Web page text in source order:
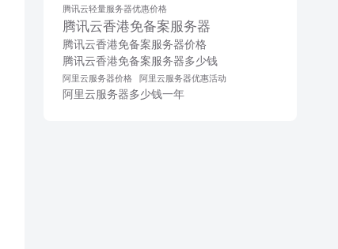
腾讯云轻量服务器优惠价格
腾讯云香港免备案服务器
腾讯云香港免备案服务器价格
腾讯云香港免备案服务器多少钱
阿里云服务器价格 阿里云服务器优惠活动
阿里云服务器多少钱一年